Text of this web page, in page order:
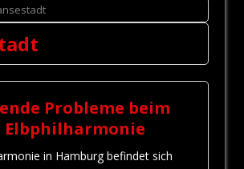
Probleme beim
Elbphilharmonie
in Hamburg befindet sich